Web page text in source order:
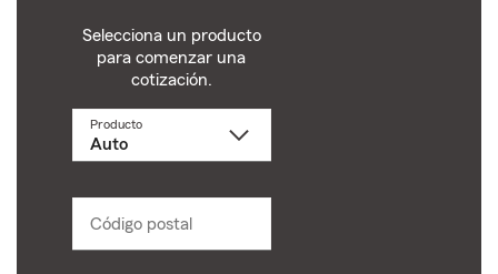
Selecciona un producto
para comenzar una
cotización.
ProductoSelecciona
Código postal